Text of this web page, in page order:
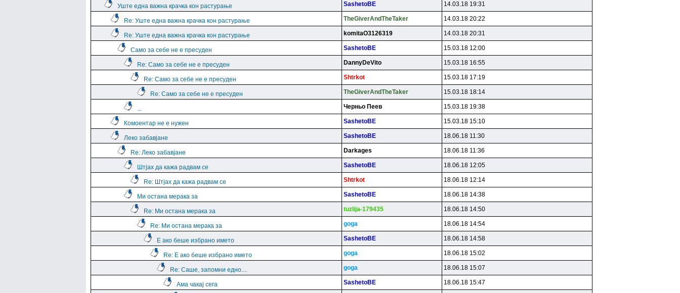
Уште една важна крачка кон растурање SashetoBE 14.03.18 19:31
Re: Уште една важна крачка кон растурање TheGiverAndTheTaker 14.03.18 20:22
Re: Уште една важна крачка кон растурање komitaO3126319 14.03.18 20:31
Само за себе не е пресуден SashetoBE 15.03.18 12:00
Re: Само за себе не е пресуден DannyDeVito 15.03.18 16:55
Re: Само за себе не е пресуден Shtrkot 15.03.18 17:19
Re: Само за себе не е пресуден TheGiverAndTheTaker 15.03.18 18:14
... Чepньo Пeeв 15.03.18 19:38
Комоентар не е нужен SashetoBE 15.03.18 15:10
Леко забавјане SashetoBE 18.06.18 11:30
Re: Леко забавјане Darkages 18.06.18 11:36
Штјах да кажа радвам се SashetoBE 18.06.18 12:05
Re: Штјах да кажа радвам се Shtrkot 18.06.18 12:14
Ми остана мерака за SashetoBE 18.06.18 14:38
Re: Ми остана мерака за tuzlija-179435 18.06.18 14:50
Re: Ми остана мерака за goga 18.06.18 14:54
Е ако беше избрано името SashetoBE 18.06.18 14:58
Re: Е ако беше избрано името goga 18.06.18 15:02
Re: Саше, запомни едно.... goga 18.06.18 15:07
Ама чакај сега SashetoBE 18.06.18 15:47